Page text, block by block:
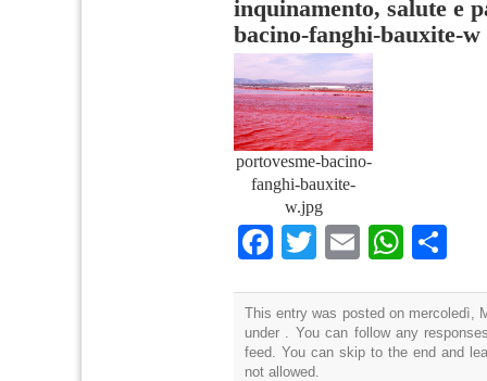
inquinamento, salute e
bacino-fanghi-bauxite-w
portovesme-bacino-
fanghi-bauxite-
w.jpg
Facebook
TwitterEmail
This entry was posted on mercoledì,
under . You can follow any
feed. You can skip to the end and
not allowed.